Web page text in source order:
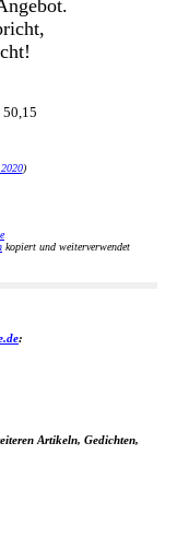
)
kopiert und weiterverwendet
:
Artikeln, Gedichten,